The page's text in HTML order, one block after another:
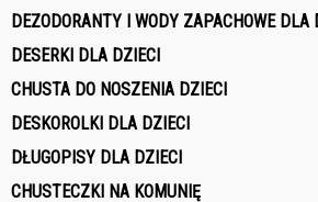
DEZODORANTY I WODY ZAPACHOWE DLA
DESERKI DLA DZIECI
CHUSTA DO NOSZENIA DZIECI
DESKOROLKI DLA DZIECI
DŁUGOPISY DLA DZIECI
CHUSTECZKI NA KOMUNIĘ